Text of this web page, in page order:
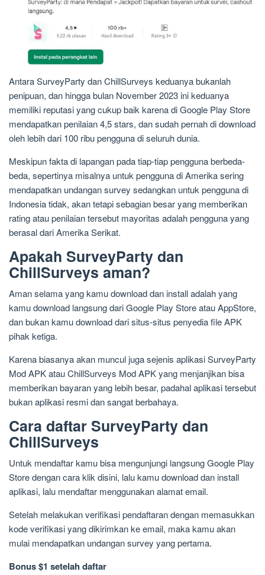
Antara SurveyParty dan ChillSurveys keduanya bukanlah
penipuan, dan hingga bulan November 2023 ini keduanya
memiliki reputasi yang cukup baik karena di Google Play Store
mendapatkan penilaian 4,5 stars, dan sudah pernah di download
oleh lebih dari 100 ribu pengguna di seluruh dunia.
Meskipun fakta di lapangan pada tiap-tiap pengguna berbeda-
beda, sepertinya misalnya untuk pengguna di Amerika sering
mendapatkan undangan survey sedangkan untuk pengguna di
Indonesia tidak, akan tetapi sebagian besar yang memberikan
rating atau penilaian tersebut mayoritas adalah pengguna yang
berasal dari Amerika Serikat.
Apakah SurveyParty dan
ChillSurveys aman?
Aman selama yang kamu download dan install adalah yang
kamu download langsung dari Google Play Store atau AppStore,
dan bukan kamu download dari situs-situs penyedia file APK
pihak ketiga.
Karena biasanya akan muncul juga sejenis aplikasi SurveyParty
Mod APK atau ChillSurveys Mod APK yang menjanjikan bisa
memberikan bayaran yang lebih besar, padahal aplikasi tersebut
bukan aplikasi resmi dan sangat berbahaya.
Cara daftar SurveyParty dan
ChillSurveys
Untuk mendaftar kamu bisa mengunjungi langsung Google Play
Store dengan cara klik disini, lalu kamu download dan install
aplikasi, lalu mendaftar menggunakan alamat email.
Setelah melakukan verifikasi pendaftaran dengan memasukkan
kode verifikasi yang dikirimkan ke email, maka kamu akan
mulai mendapatkan undangan survey yang pertama.
Bonus $1 setelah daftar